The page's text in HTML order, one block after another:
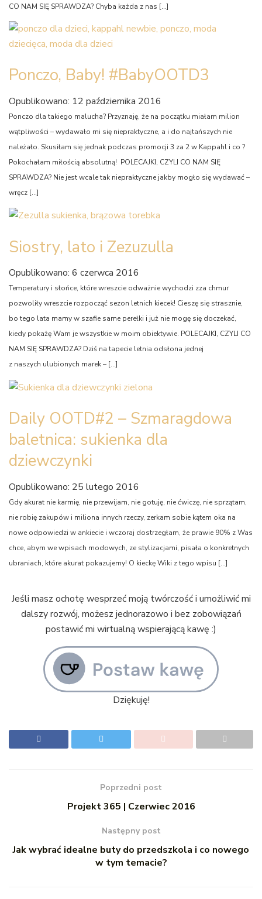
CO NAM SIĘ SPRAWDZA? Chyba każda z nas […]
Ponczo, Baby! #BabyOOTD3
Opublikowano: 12 października 2016
Ponczo dla takiego malucha? Przyznaję, że na początku miałam milion
wątpliwości – wydawało mi się niepraktyczne, a i do najtańszych nie
należało. Skusiłam się jednak podczas promocji 3 za 2 w Kappahl i co ?
Pokochałam miłością absolutną! POLECAJKI, CZYLI CO NAM SIĘ
SPRAWDZA? Nie jest wcale tak niepraktyczne jakby mogło się wydawać –
wręcz […]
Siostry, lato i Zezuzulla
Opublikowano: 6 czerwca 2016
Temperatury i słońce, które wreszcie odważnie wychodzi zza chmur
pozwoliły wreszcie rozpocząć sezon letnich kiecek! Cieszę się strasznie,
bo tego lata mamy w szafie same perełki i już nie mogę się doczekać,
kiedy pokażę Wam je wszystkie w moim obiektywie. POLECAJKI, CZYLI CO
NAM SIĘ SPRAWDZA? Dziś na tapecie letnia odsłona jednej
z naszych ulubionych marek – […]
Daily OOTD#2 – Szmaragdowa
baletnica: sukienka dla
dziewczynki
Opublikowano: 25 lutego 2016
Gdy akurat nie karmię, nie przewijam, nie gotuję, nie ćwiczę, nie sprzątam,
nie robię zakupów i miliona innych rzeczy, zerkam sobie kątem oka na
nowe odpowiedzi w ankiecie i wczoraj dostrzegłam, że prawie 90% z Was
chce, abym we wpisach modowych, ze stylizacjami, pisała o konkretnych
ubraniach, które akurat pokazujemy! O kieckę Wiki z tego wpisu […]
Jeśli masz ochotę wesprzeć moją twórczość i umożliwić mi
dalszy rozwój, możesz jednorazowo i bez zobowiązań
postawić mi wirtualną wspierającą kawę :)
Dziękuję!
Poprzedni post
Projekt 365 | Czerwiec 2016
Następny post
Jak wybrać idealne buty do przedszkola i co nowego
w tym temacie?